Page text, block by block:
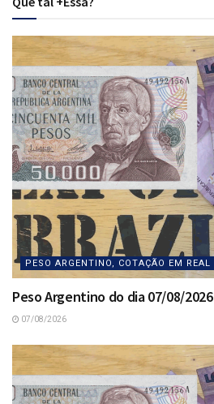
PESO ARGENTINO, COTAÇÃO EM REAL
Peso Argentino do dia 07/08/2026
07/08/2026